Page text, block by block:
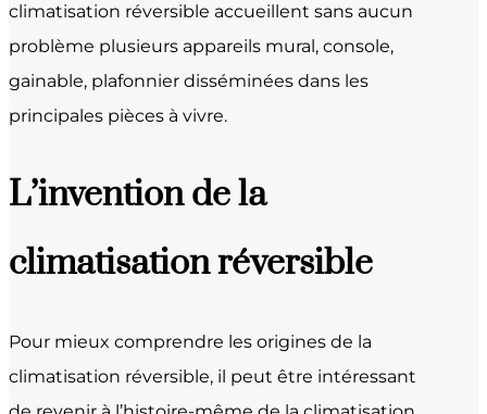
climatisation réversible accueillent sans aucun
problème plusieurs appareils mural, console,
gainable, plafonnier disséminées dans les
principales pièces à vivre.
L’invention de la
climatisation réversible
Pour mieux comprendre les origines de la
climatisation réversible, il peut être intéressant